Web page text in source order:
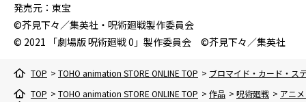
発売元：東宝
©芥見下々／集英社・呪術廻戦製作委員会
© 2021 「劇場版 呪術廻戦 0」製作委員会 ©芥見下々／集英社
TOP > TOHO animation STORE ONLINE TOP > ブロマイド・カード・ス
TOP > TOHO animation STORE ONLINE TOP > 作品 > 呪術廻戦 > アニ